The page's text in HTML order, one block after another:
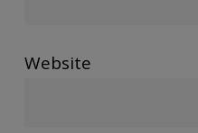
Website